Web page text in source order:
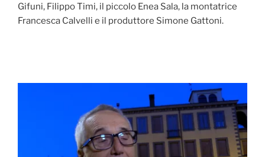
Gifuni, Filippo Timi, il piccolo Enea Sala, la montatrice
Francesca Calvelli e il produttore Simone Gattoni.